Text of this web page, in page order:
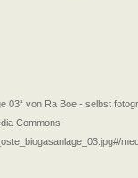
03“ von Ra Boe - selbst
Commons -